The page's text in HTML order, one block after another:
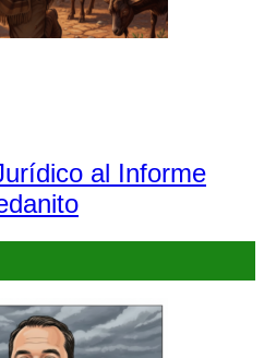
al Informe